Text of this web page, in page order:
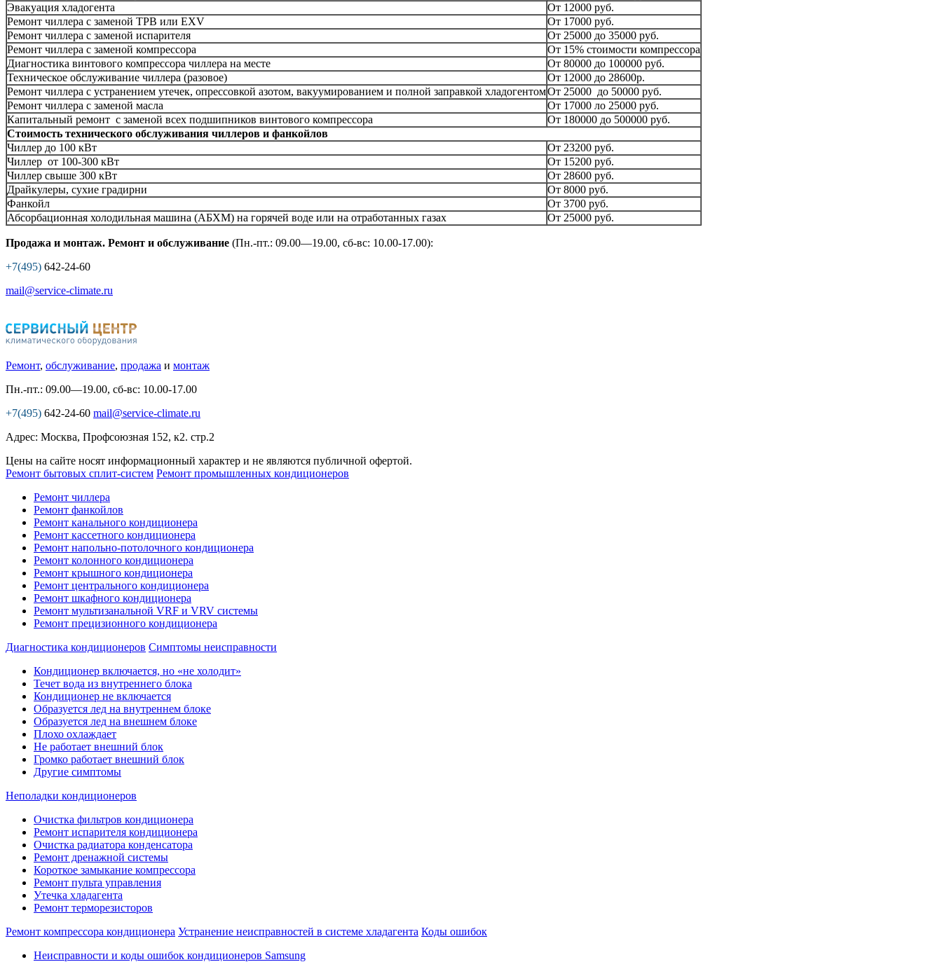
Эвакуация хладогента
От 12000 руб.
Ремонт чиллера с заменой ТРВ или EXV
От 17000 руб.
Ремонт чиллера с заменой испарителя
От 25000 до 35000 руб.
Ремонт чиллера с заменой компрессора
От 15% стоимости компрессора
Диагностика винтового компрессора чиллера на месте
От 80000 до 100000 руб.
Техническое обслуживание чиллера (разовое)
От 12000 до 28600р.
Ремонт чиллера с устранением утечек, опрессовкой азотом, вакуумированием и полной заправкой хладогентомОт 25000 до 50000 руб.
Ремонт чиллера с заменой масла
От 17000 ло 25000 руб.
Капитальный ремонт с заменой всех подшипников винтового компрессора
От 180000 до 500000 руб.
Стоимость технического обслуживания чиллеров и фанкойлов
Чиллер до 100 кВт
От 23200 руб.
Чиллер от 100-300 кВт
От 15200 руб.
Чиллер свыше 300 кВт
От 28600 руб.
Драйкулеры, сухие градирни
От 8000 руб.
Фанкойл
От 3700 руб.
Абсорбационная холодильная машина (АБХМ) на горячей воде или на отработанных газах
От 25000 руб.
Продажа и монтаж. Ремонт и обслуживание (Пн.-пт.: 09.00—19.00, сб-вс: 10.00-17.00):
+7(495) 642-24-60
mail@service-climate.ru
Ремонт, обслуживание, продажа и монтаж
Пн.-пт.: 09.00—19.00, сб-вс: 10.00-17.00
+7(495) 642-24-60 mail@service-climate.ru
Адрес: Москва, Профсоюзная 152, к2. стр.2
Цены на сайте носят информационный характер и не являются публичной офертой.
Ремонт бытовых сплит-систем Ремонт промышленных кондиционеров
Ремонт чиллера
Ремонт фанкойлов
Ремонт канального кондиционера
Ремонт кассетного кондиционера
Ремонт напольно-потолочного кондиционера
Ремонт колонного кондиционера
Ремонт крышного кондиционера
Ремонт центрального кондиционера
Ремонт шкафного кондиционера
Ремонт мультизанальной VRF и VRV системы
Ремонт прецизионного кондиционера
Диагностика кондиционеров Симптомы неисправности
Кондиционер включается, но «не холодит»
Течет вода из внутреннего блока
Кондиционер не включается
Образуется лед на внутреннем блоке
Образуется лед на внешнем блоке
Плохо охлаждает
Не работает внешний блок
Громко работает внешний блок
Другие симптомы
Неполадки кондиционеров
Очистка фильтров кондиционера
Ремонт испарителя кондиционера
Очистка радиатора конденсатора
Ремонт дренажной системы
Короткое замыкание компрессора
Ремонт пульта управления
Утечка хладагента
Ремонт терморезисторов
Ремонт компрессора кондиционера Устранение неисправностей в системе хладагента Коды ошибок
Неисправности и коды ошибок кондиционеров Samsung